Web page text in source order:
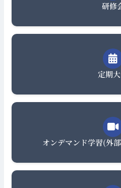
研修
定期
オンデマンド学習(外